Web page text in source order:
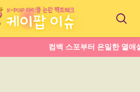
컴백 스포부터 은밀한 열애설